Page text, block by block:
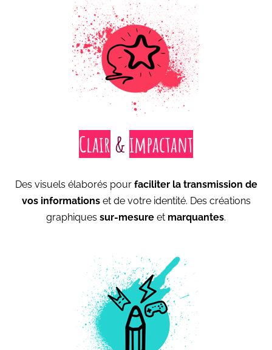
Clair&impactant
Des visuels élaborés pour faciliter la transmission de
vos informationset de votre identité. Des créations
graphiques sur-mesure et marquantes.